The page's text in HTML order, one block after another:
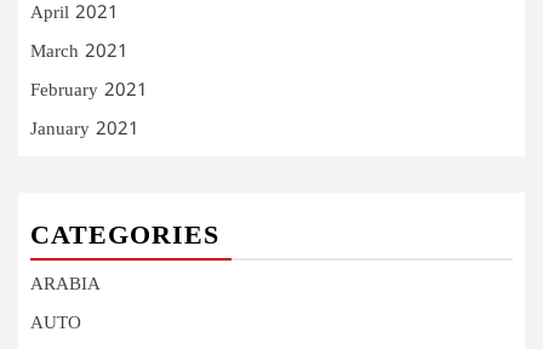
April 2021
March 2021
February 2021
January 2021
CATEGORIES
ARABIA
AUTO